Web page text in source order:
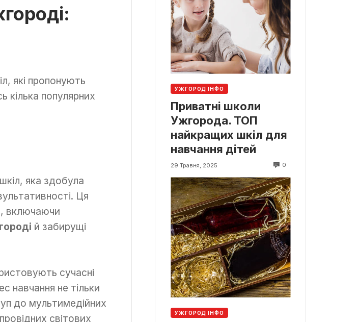
які пропонують
кілька популярних
яка здобула
Ця
включаючи
й забирущі
сучасні
навчання не тільки
до мультимедійних
світових
УЖГОРОД ІНФО
Приватні школи
Ужгорода. ТОП
найкращих шкіл для
навчання дітей
29 Травня, 2025 0
УЖГОРОД ІНФО